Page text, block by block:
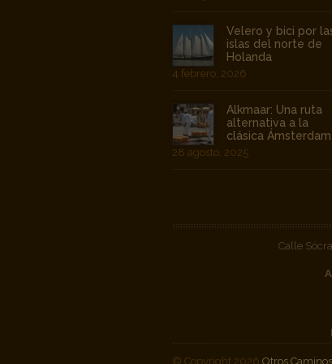
Velero y bici por
islas del norte de
Holanda
4 febrero, 2026
Alkmaar: Una ruta
alternativa a la
clásica Ámsterdam
28 agosto, 2025
Calle
© Copyright 2026 Otros Caminos